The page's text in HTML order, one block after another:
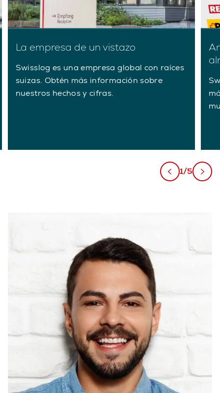
La empresa de un vistazo
Swisslog es una empresa global con raíces
suizas. Obtén más información sobre
nuestros hechos y cifras.
1/5